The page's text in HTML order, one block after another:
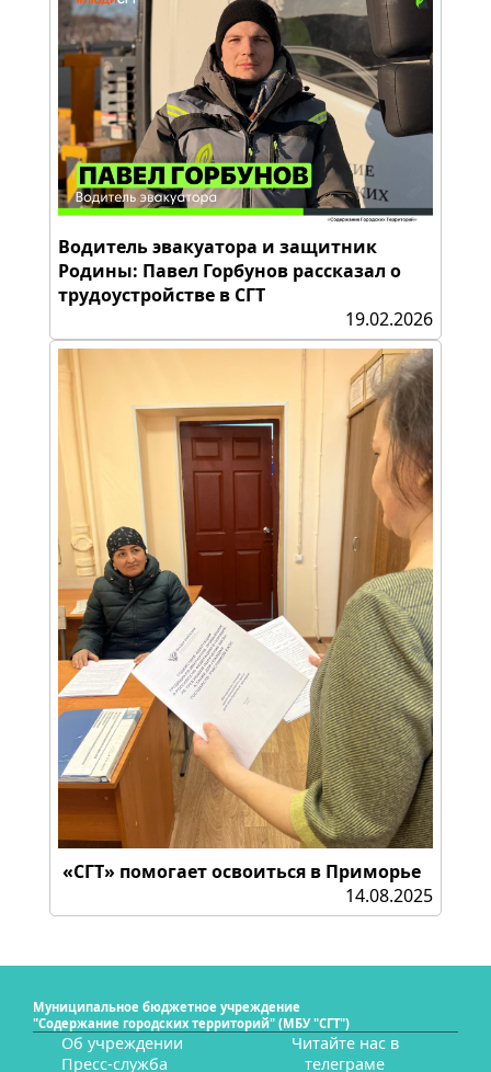
Водитель эвакуатора и защитник
Родины: Павел Горбунов рассказал о
трудоустройстве в СГТ
19.02.2026
«СГТ» помогает освоиться в Приморье
14.08.2025
Муниципальное бюджетное учреждение
"Содержание городских территорий" (МБУ "СГТ")
Об учреждении
Пресс-служба
Читайте нас в
телеграме